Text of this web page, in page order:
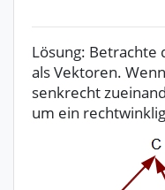
Lösung: Betrachte
als Vektoren.
senkrecht
um ein